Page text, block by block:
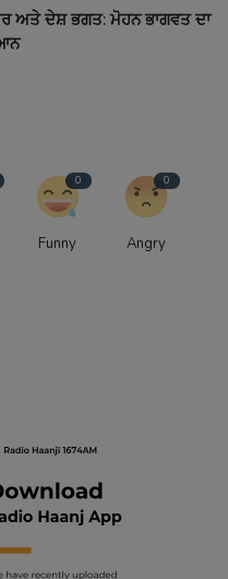
ਅਤੇ ਦੇਸ਼ ਭਗਤ: ਮੋਹਨ ਭਾਗਵਤ ਦਾ
0
Funny
0
Angry